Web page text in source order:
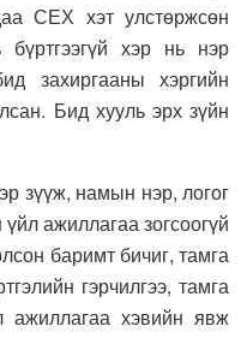
СЕХ хэт улстөржсөн
хэр нь нэр
захиргааны хэргийн
Бид хууль эрх зүйн
зүүж, намын нэр, логог
ажиллагаа зогсоогүй
баримт бичиг, тамга
гэрчилгээ, тамга
хэвийн явж